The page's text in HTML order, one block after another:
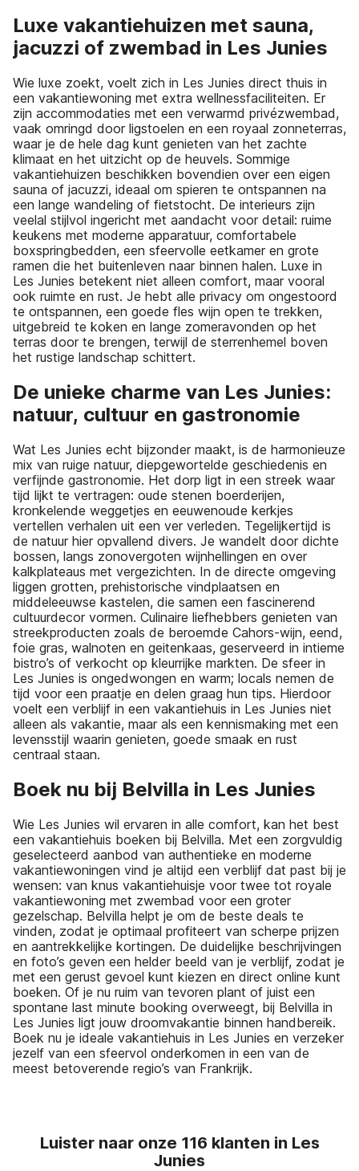
Luxe vakantiehuizen met sauna,
jacuzzi of zwembad in Les Junies
Wie luxe zoekt, voelt zich in Les Junies direct thuis in
een vakantiewoning met extra wellnessfaciliteiten. Er
zijn accommodaties met een verwarmd privézwembad,
vaak omringd door ligstoelen en een royaal zonneterras,
waar je de hele dag kunt genieten van het zachte
klimaat en het uitzicht op de heuvels. Sommige
vakantiehuizen beschikken bovendien over een eigen
sauna of jacuzzi, ideaal om spieren te ontspannen na
een lange wandeling of fietstocht. De interieurs zijn
veelal stijlvol ingericht met aandacht voor detail: ruime
keukens met moderne apparatuur, comfortabele
boxspringbedden, een sfeervolle eetkamer en grote
ramen die het buitenleven naar binnen halen. Luxe in
Les Junies betekent niet alleen comfort, maar vooral
ook ruimte en rust. Je hebt alle privacy om ongestoord
te ontspannen, een goede fles wijn open te trekken,
uitgebreid te koken en lange zomeravonden op het
terras door te brengen, terwijl de sterrenhemel boven
het rustige landschap schittert.
De unieke charme van Les Junies:
natuur, cultuur en gastronomie
Wat Les Junies echt bijzonder maakt, is de harmonieuze
mix van ruige natuur, diepgewortelde geschiedenis en
verfijnde gastronomie. Het dorp ligt in een streek waar
tijd lijkt te vertragen: oude stenen boerderijen,
kronkelende weggetjes en eeuwenoude kerkjes
vertellen verhalen uit een ver verleden. Tegelijkertijd is
de natuur hier opvallend divers. Je wandelt door dichte
bossen, langs zonovergoten wijnhellingen en over
kalkplateaus met vergezichten. In de directe omgeving
liggen grotten, prehistorische vindplaatsen en
middeleeuwse kastelen, die samen een fascinerend
cultuurdecor vormen. Culinaire liefhebbers genieten van
streekproducten zoals de beroemde Cahors-wijn, eend,
foie gras, walnoten en geitenkaas, geserveerd in intieme
bistro’s of verkocht op kleurrijke markten. De sfeer in
Les Junies is ongedwongen en warm; locals nemen de
tijd voor een praatje en delen graag hun tips. Hierdoor
voelt een verblijf in een vakantiehuis in Les Junies niet
alleen als vakantie, maar als een kennismaking met een
levensstijl waarin genieten, goede smaak en rust
centraal staan.
Boek nu bij Belvilla in Les Junies
Wie Les Junies wil ervaren in alle comfort, kan het best
een vakantiehuis boeken bij Belvilla. Met een zorgvuldig
geselecteerd aanbod van authentieke en moderne
vakantiewoningen vind je altijd een verblijf dat past bij je
wensen: van knus vakantiehuisje voor twee tot royale
vakantiewoning met zwembad voor een groter
gezelschap. Belvilla helpt je om de beste deals te
vinden, zodat je optimaal profiteert van scherpe prijzen
en aantrekkelijke kortingen. De duidelijke beschrijvingen
en foto’s geven een helder beeld van je verblijf, zodat je
met een gerust gevoel kunt kiezen en direct online kunt
boeken. Of je nu ruim van tevoren plant of juist een
spontane last minute booking overweegt, bij Belvilla in
Les Junies ligt jouw droomvakantie binnen handbereik.
Boek nu je ideale vakantiehuis in Les Junies en verzeker
jezelf van een sfeervol onderkomen in een van de
meest betoverende regio’s van Frankrijk.
Luister naar onze 116 klanten in Les
Junies